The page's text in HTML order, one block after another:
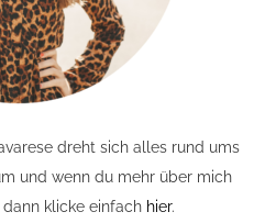
dreht sich alles rund ums
und wenn du mehr über mich
klicke einfach hier.